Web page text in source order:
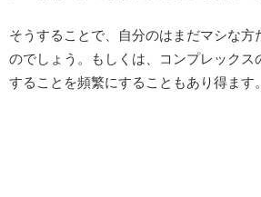
そうすることで、自分のはまだマシな方
のでしょう。もしくは、コンプレックス
することを頻繁にすることもあり得ます。